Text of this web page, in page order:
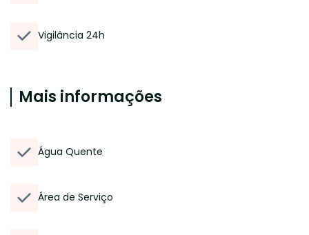
Vigilância 24h
Mais informações
Água Quente
Área de Serviço